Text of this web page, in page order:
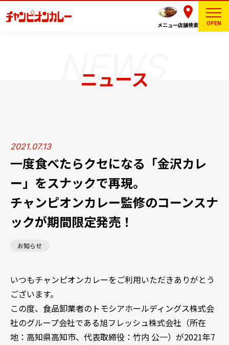
メニュー店舗検索 OPEN
ニュース
2021.07.13
一度食べたらクセになる「金沢カレ
ー」をスナックで再現。
チャンピオンカレー監修のコーンスナ
ックが期間限定発売！
お知らせ
いつもチャンピオンカレーをご利用いただきありがとう
ございます。
この度、食品卸業者のトモシアホールディングス株式会
社のグループ会社である旭フレッシュ株式会社（所在
地：高知県高知市、代表取締役：竹内 公一）が2021年7